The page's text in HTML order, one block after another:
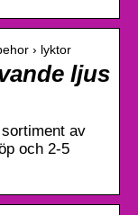
› lyktor
ljus
av
och 2-5